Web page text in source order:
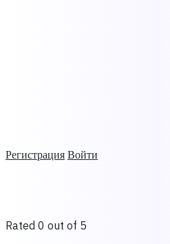
Регистрация Войти
Rated 0 out of 5